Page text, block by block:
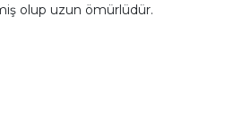
olup uzun ömürlüdür.